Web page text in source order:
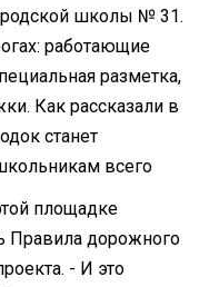
школы № 31.
работающие
разметка,
Как рассказали в
станет
всего
площадке
Правила дорожного
- И это